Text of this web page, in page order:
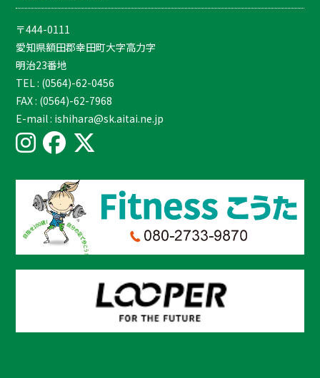
〒444-0111
愛知県額田郡幸田町大字高力字
明治23番地
TEL : (0564)-62-0456
FAX : (0564)-62-7968
E-mail : ishihara@sk.aitai.ne.jp